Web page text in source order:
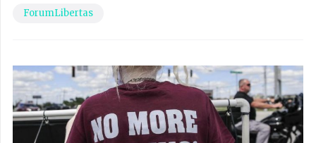
ForumLibertas